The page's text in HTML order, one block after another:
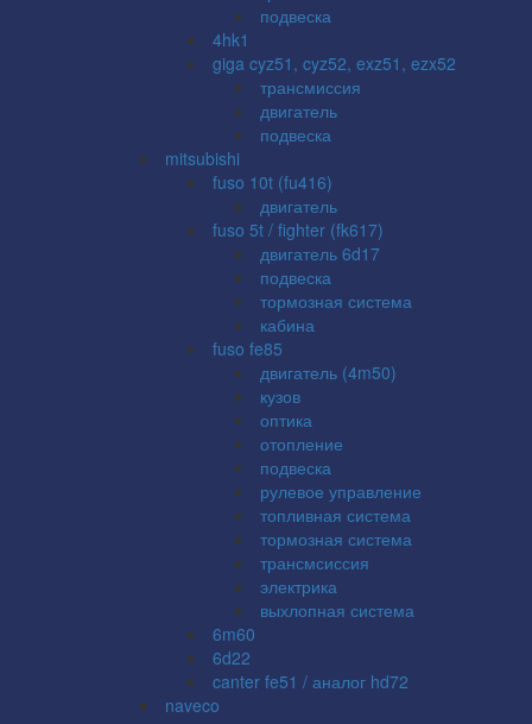
подвеска
4hk1
giga cyz51, cyz52, exz51, ezx52
трансмиссия
двигатель
подвеска
mitsubishi
fuso 10t (fu416)
двигатель
fuso 5t / fighter (fk617)
двигатель 6d17
подвеска
тормозная система
кабина
fuso fe85
двигатель (4m50)
кузов
оптика
отопление
подвеска
рулевое управление
топливная система
тормозная система
трансмсиссия
электрика
выхлопная система
6m60
6d22
canter fe51 / аналог hd72
naveco